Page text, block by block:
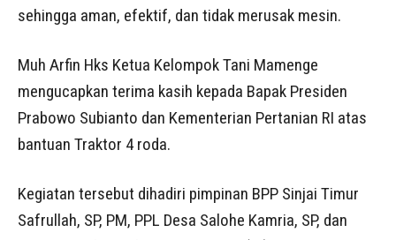
sehingga aman, efektif, dan tidak merusak mesin.
Muh Arfin Hks Ketua Kelompok Tani Mamenge
mengucapkan terima kasih kepada Bapak Presiden
Prabowo Subianto dan Kementerian Pertanian RI atas
bantuan Traktor 4 roda.
Kegiatan tersebut dihadiri pimpinan BPP Sinjai Timur
Safrullah, SP, PM, PPL Desa Salohe Kamria, SP, dan